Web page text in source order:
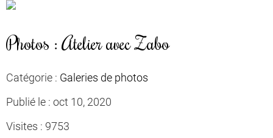
Photos : Atelier avec Zabo
Catégorie : Galeries de photos
Publié le : oct 10, 2020
Visites : 9753